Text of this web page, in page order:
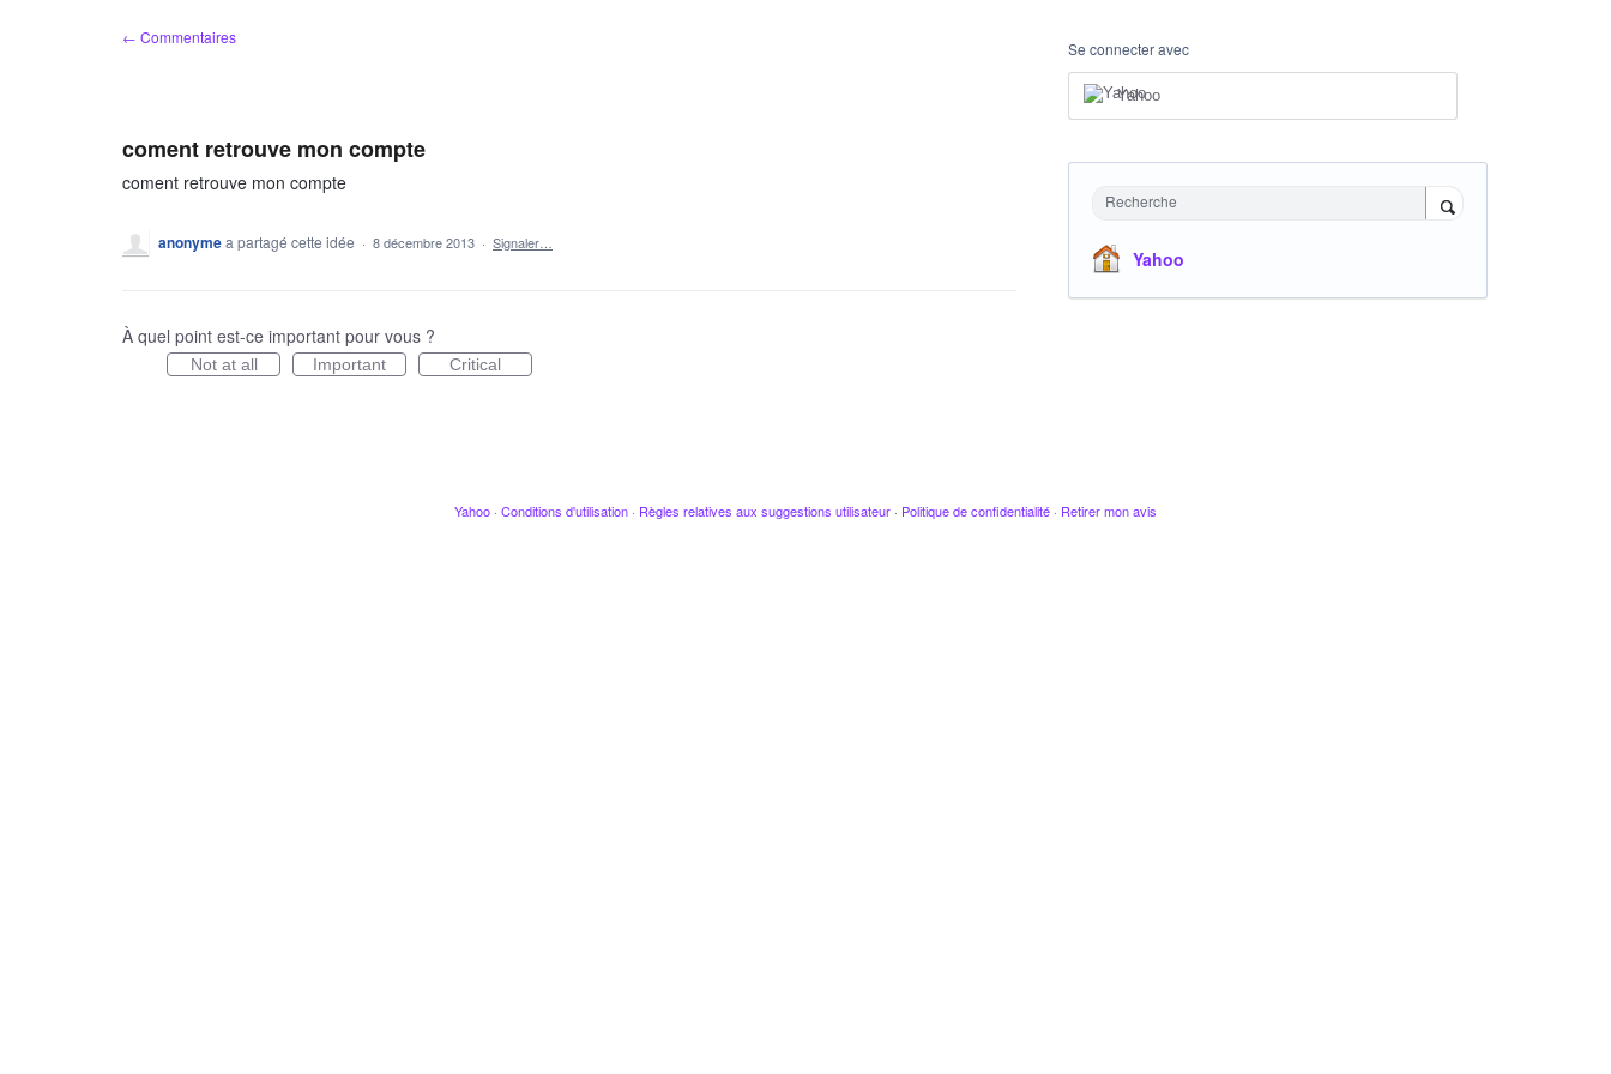
← Commentaires
coment retrouve mon compte
coment retrouve mon compte
anonymea partagé cette idée · 8 décembre 2013 · Signaler…
À quel point est-ce important pour vous ?
Not at all Important Critical
Se connecter avec
Yahoo
Recherche
Yahoo
Yahoo · Conditions d'utilisation · Règles relatives aux suggestions utilisateur · Politique de confidentialité · Retirer mon avis